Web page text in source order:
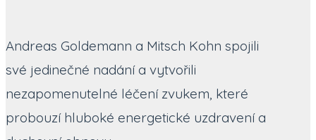
Andreas Goldemann a Mitsch Kohn spojili
své jedinečné nadání a vytvořili
nezapomenutelné léčení zvukem, které
probouzí hluboké energetické uzdravení a